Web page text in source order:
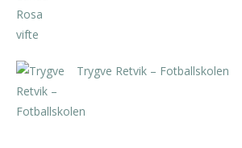
Trygve Retvik – Fotballskolen